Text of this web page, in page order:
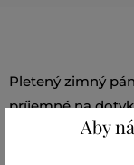
Pletený zimný
príjemné na
Všestranne
nepostrádateľnú
Aby